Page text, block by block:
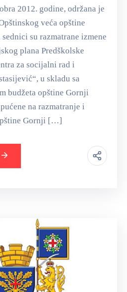
2012. godine, održana je
veća opštine
su razmatrane izmene
plana Predškolske
za socijalni rad i
u skladu sa
budžeta opštine Gornji
na razmatranje i
Gornji […]